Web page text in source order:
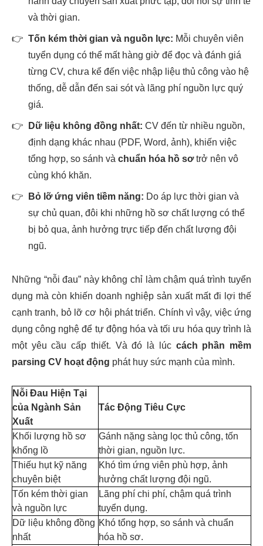
và thời gian.
👉 Tốn kém thời gian và nguồn lực: Mỗi chuyên viên
tuyển dụng có thể mất hàng giờ để đọc và đánh giá
từng CV, chưa kể đến việc nhập liệu thủ công vào hệ
thống, dễ dẫn đến sai sót và lãng phí nguồn lực quý
giá.
👉 Dữ liệu không đồng nhất: CV đến từ nhiều nguồn,
định dạng khác nhau (PDF, Word, ảnh), khiến việc
tổng hợp, so sánh và chuẩn hóa hồ sơtrở nên vô
cùng khó khăn.
👉 Bỏ lỡ ứng viên tiềm năng: Do áp lực thời gian và
sự chủ quan, đôi khi những hồ sơ chất lượng có thể
bị bỏ qua, ảnh hưởng trực tiếp đến chất lượng đội
ngũ.
Những “nỗi đau” này không chỉ làm chậm quá trình tuyển
dụng mà còn khiến doanh nghiệp sản xuất mất đi lợi thế
cạnh tranh, bỏ lỡ cơ hội phát triển. Chính vì vậy, việc ứng
dụng công nghệ để tự động hóa và tối ưu hóa quy trình là
một yêu cầu cấp thiết. Và đó là lúc cách phần mềm
parsing CV hoạt động phát huy sức mạnh của mình.
Nỗi Đau Hiện Tại
của Ngành Sản
Xuất
Tác Động Tiêu Cực
Khối lượng hồ sơ
khổng lồ
Gánh nặng sàng lọc thủ công, tốn
thời gian, nguồn lực.
Thiếu hụt kỹ năng
chuyên biệt
Khó tìm ứng viên phù hợp, ảnh
hưởng chất lượng đội ngũ.
Tốn kém thời gian
và nguồn lực
Lãng phí chi phí, chậm quá trình
tuyển dụng.
Dữ liệu không đồng
nhất
Khó tổng hợp, so sánh và chuẩn
hóa hồ sơ.